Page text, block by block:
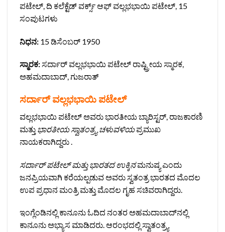
ಪಟೇಲ್, ದಿ ಕಲೆಕ್ಟೆಡ್ ವರ್ಕ್ಸ್ ಆಫ್ ವಲ್ಲಭಭಾಯಿ ಪಟೇಲ್, 15
ಸಂಪುಟಗಳು
ನಿಧನ: 15 ಡಿಸೆಂಬರ್ 1950
ಸ್ಮಾರಕ:ಸರ್ದಾರ್ ವಲ್ಲಭಭಾಯಿ ಪಟೇಲ್ ರಾಷ್ಟ್ರೀಯ ಸ್ಮಾರಕ,
ಅಹಮದಾಬಾದ್, ಗುಜರಾತ್
ಸರ್ದಾರ್ ವಲ್ಲಭಭಾಯಿ ಪಟೇಲ್
ವಲ್ಲಭಭಾಯಿ ಪಟೇಲ್ ಅವರು ಭಾರತೀಯ ಬ್ಯಾರಿಸ್ಟರ್, ರಾಜಕಾರಣಿ
ಮತ್ತು ಭಾರತೀಯ ಸ್ವಾತಂತ್ರ್ಯ ಚಳುವಳಿಯಪ್ರಮುಖ
ನಾಯಕರಾಗಿದ್ದರು .
ಸರ್ದಾರ್ ಪಟೇಲ್ ಮತ್ತು ಭಾರತದ ಉಕ್ಕಿನಮನುಷ್ಯ ಎಂದು
ಜನಪ್ರಿಯವಾಗಿ ಕರೆಯಲ್ಪಡುವ ಅವರು ಸ್ವತಂತ್ರ ಭಾರತದ ಮೊದಲ
ಉಪ ಪ್ರಧಾನ ಮಂತ್ರಿ ಮತ್ತು ಮೊದಲ ಗೃಹ ಸಚಿವರಾಗಿದ್ದರು.
ಇಂಗ್ಲೆಂಡಿನಲ್ಲಿ ಕಾನೂನು ಓದಿದ ನಂತರ ಅಹಮದಾಬಾದ್‌ನಲ್ಲಿ
ಕಾನೂನು ಅಭ್ಯಾಸ ಮಾಡಿದರು. ಆರಂಭದಲ್ಲಿ ಸ್ವಾತಂತ್ರ್ಯ